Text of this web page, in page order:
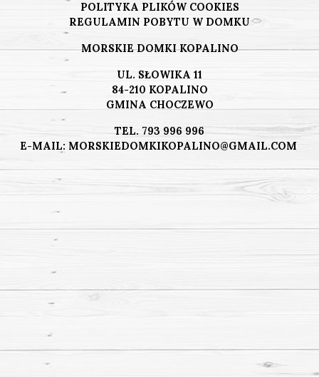
POLITYKA PLIKÓW COOKIES
REGULAMIN POBYTU W DOMKU
MORSKIE DOMKI KOPALINO
UL. SŁOWIKA 11
84-210 KOPALINO
GMINA CHOCZEWO
TEL. 793 996 996
E-MAIL: MORSKIEDOMKIKOPALINO@GMAIL.COM